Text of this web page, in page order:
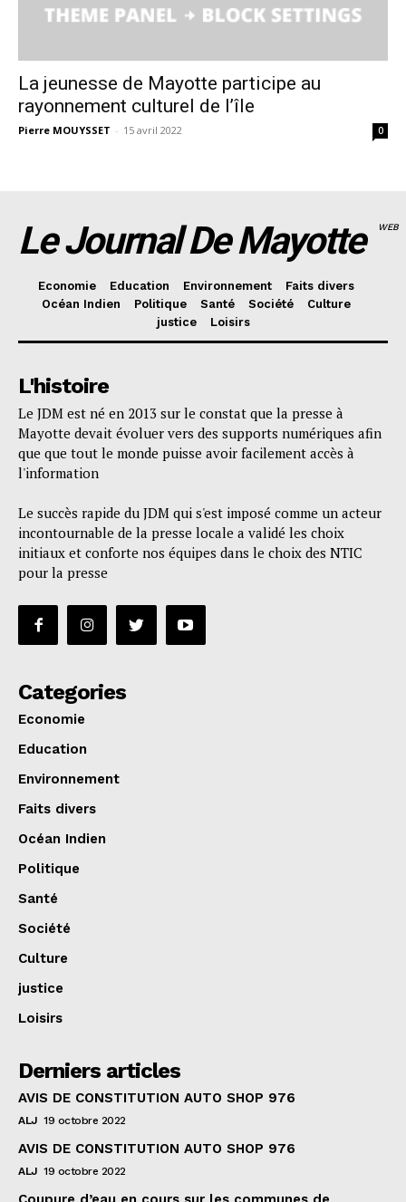
La jeunesse de Mayotte participe au
rayonnement culturel de l’île
Pierre MOUYSSET - 15 avril 2022 0
Le Journal De Mayotte WEB
Economie Education Environnement
Faits divers
Océan Indien
Politique Santé Société
Culture
justice
Loisirs
L'histoire
Le JDM est né en 2013 sur le constat que la presse à
Mayotte devait évoluer vers des supports numériques afin
que que tout le monde puisse avoir facilement accès à
l'information
Le succès rapide du JDM qui s'est imposé comme un acteur
incontournable de la presse locale a validé les choix
initiaux et conforte nos équipes dans le choix des NTIC
pour la presse
Categories
Economie
Education
Environnement
Faits divers
Océan Indien
Politique
Santé
Société
Culture
justice
Loisirs
Derniers articles
AVIS DE CONSTITUTION AUTO SHOP 976
ALJ 19 octobre 2022
AVIS DE CONSTITUTION AUTO SHOP 976
ALJ 19 octobre 2022